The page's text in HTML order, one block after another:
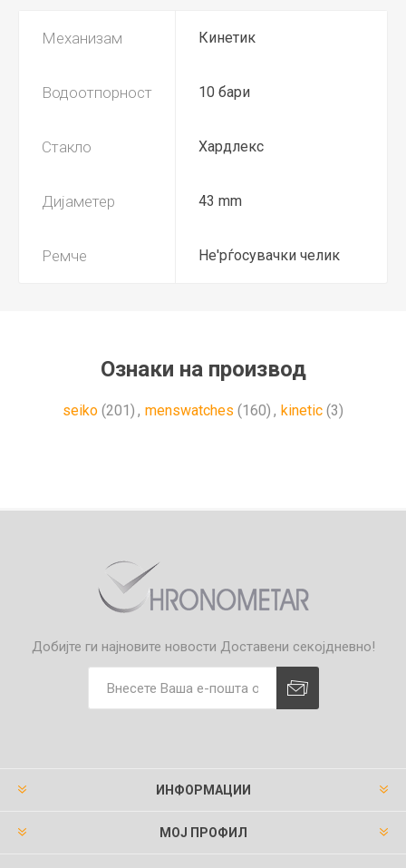
Механизам Кинетик
Водоотпорност 10 бари
Стакло Хардлекс
Дијаметер 43 mm
Ремче Не'рѓосувачки челик
Ознаки на производ
seiko (201) , menswatches (160) , kinetic (3)
Добијте ги најновите новости Доставени секојдневно!
ИНФОРМАЦИИ
МОЈ ПРОФИЛ